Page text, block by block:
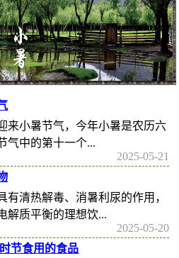
来小暑节气，今年小暑是农历六
气中的第十一个...
2025-05-21
有清热解毒、消暑利尿的作用，
解质平衡的理想饮...
2025-05-20
节食用的食品